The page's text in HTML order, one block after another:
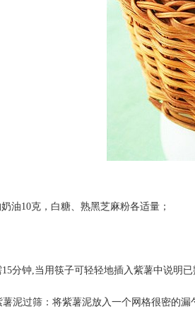
油10克，白糖、熟黑芝麻粉各适量；
分钟,当用筷子可轻轻地插入紫薯中说明已
泥过筛：将紫薯泥放入一个网格很密的